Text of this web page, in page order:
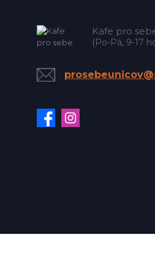
Kafe pro
(Po-Pá, 9-17